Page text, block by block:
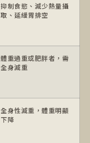
抑制食慾、減少熱量攝
取、延緩胃排空
體重過重或肥胖者，需
全身減重
全身性減重，體重明顯
下降